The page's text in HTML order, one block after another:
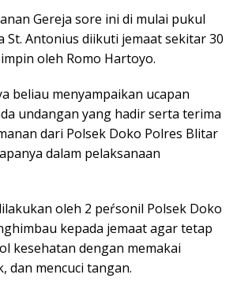
Gereja sore ini di mulai pukul
St. Antonius diikuti jemaat sekitar 30
oleh Romo Hartoyo.
beliau menyampaikan ucapan
undangan yang hadir serta terima
dari Polsek Doko Polres Blitar
dalam pelaksanaan
oleh 2 peŕsonil Polsek Doko
kepada jemaat agar tetap
kesehatan dengan memakai
dan mencuci tangan.